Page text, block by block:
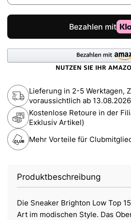
Lieferung in 2-5 Werktagen,
voraussichtlich ab 13.08.2026
Kostenlose Retoure in der
Exklusiv Artikel)
Mehr Vorteile für
Produktbeschreibung
Die Sneaker Brighton Low Top
Art im modischen Style. Das